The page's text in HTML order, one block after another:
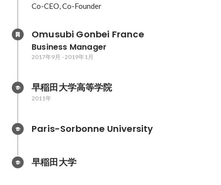
Co-CEO, Co-Founder
Omusubi Gonbei France
Business Manager
2017年9月 - 2019年1月
早稲田大学高等学院
2011年
Paris-Sorbonne University
早稲田大学